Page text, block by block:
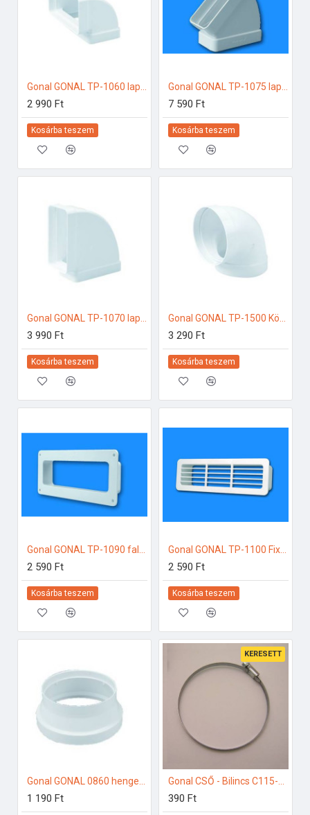
Gonal GONAL TP-1060 lapos csatorna sarok függőleges, 55x220 125-ös páraelszívóhoz
2 990 Ft
Kosárba teszem
Gonal GONAL TP-1075 lapos csatorna 45Â° vízszintes, 55x220 125-ös páraelszívóhoz
7 590 Ft
Kosárba teszem
Gonal GONAL TP-1070 lapos csatorna 90Â° vízszintes, 55x220 125-ös páraelszívóhoz
3 990 Ft
Kosárba teszem
Gonal GONAL TP-1500 Könyök elem 90Â°, NA125 125-ös páraelszívóhoz
3 290 Ft
Kosárba teszem
Gonal GONAL TP-1090 fali csatlakozó elem, 55x220 125-ös páraelszívóhoz
2 590 Ft
Kosárba teszem
Gonal GONAL TP-1100 Fix zsalu csatornához, 55x220 125-ös páraelszívóhoz
2 590 Ft
Kosárba teszem
Gonal GONAL 0860 hengeres szűkítő, NA125/120 120-as páraelszívóhoz
1 190 Ft
KERESETT
Gonal CSŐ - Bilincs C115-130 (B1) 125-ös páraelszívóhoz
390 Ft